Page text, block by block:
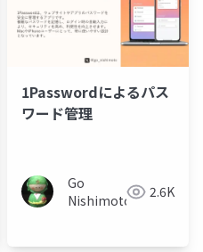
1Passwordによるパス
ワード管理
Go
Nishimoto
2.6K